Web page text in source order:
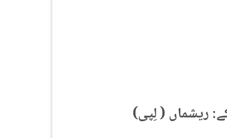
(بلونت گارگی دے خاکے: ریشماں ( لِپی